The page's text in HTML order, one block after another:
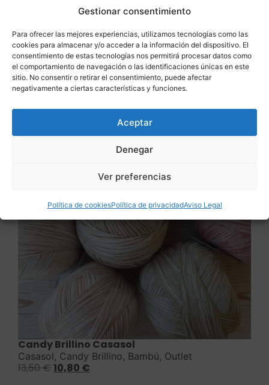
Gestionar consentimiento
Para ofrecer las mejores experiencias, utilizamos tecnologías como las
cookies para almacenar y/o acceder a la información del dispositivo. El
consentimiento de estas tecnologías nos permitirá procesar datos como
el comportamiento de navegación o las identificaciones únicas en este
sitio. No consentir o retirar el consentimiento, puede afectar
negativamente a ciertas características y funciones.
Aceptar
Denegar
Ver preferencias
Política de cookiesPolítica de privacidadAviso Legal
puntos básicos, cadeneta, punto alto,
punto puff, punto bajo y punto raso.
Saber más
Candy Brillino Casasol
Casasol, Candy Brillino, Bambú, Outlet
13,50€10,80 €